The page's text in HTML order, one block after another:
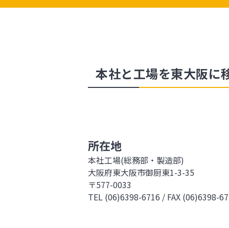
本社と工場を東大阪に
所在地
本社工場(総務部・製造部)
大阪府東大阪市御厨東1-3-35
〒577-0033
TEL (06)6398-6716 / FAX (06)6398-